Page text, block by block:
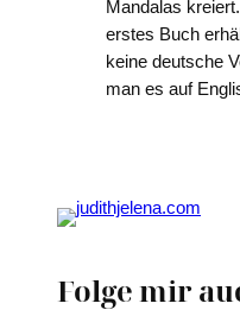
Mandalas
erstes Buch
keine deutsche
man es auf
Folge mir